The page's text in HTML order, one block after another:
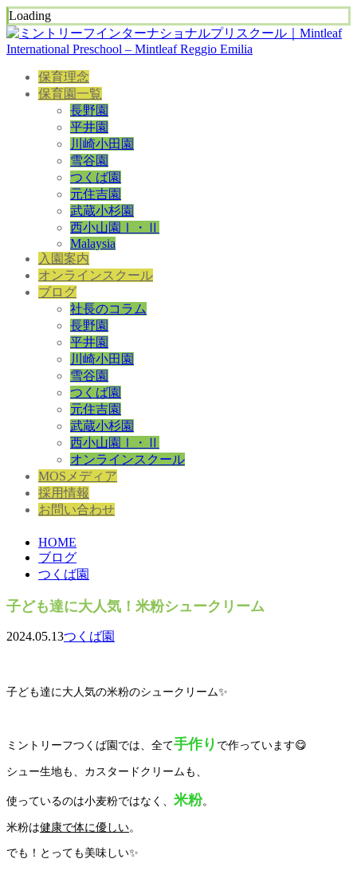
Loading
保育理念
保育園一覧
長野園
平井園
川崎小田園
雪谷園
つくば園
元住吉園
武蔵小杉園
西小山園Ⅰ・Ⅱ
Malaysia
入園案内
オンラインスクール
ブログ
社長のコラム
長野園
平井園
川崎小田園
雪谷園
つくば園
元住吉園
武蔵小杉園
西小山園Ⅰ・Ⅱ
オンラインスクール
MOSメディア
採用情報
お問い合わせ
HOME
ブログ
つくば園
子ども達に大人気！米粉シュークリーム
2024.05.13つくば園
子ども達に大人気の米粉のシュークリーム✨️
ミントリーフつくば園では、全て手作り で作っています😋
シュー生地も、カスタードクリームも、
使っているのは小麦粉ではなく、 米粉。
米粉は健康で体に優しい。
でも！とっても美味しい✨️